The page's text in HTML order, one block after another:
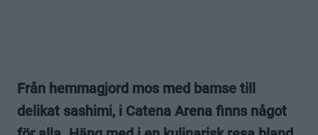
Från hemmagjord mos med bamse till
delikat sashimi, i Catena Arena finns något